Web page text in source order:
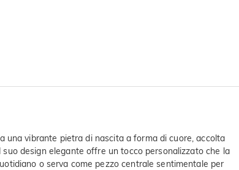
una vibrante pietra di nascita a forma di cuore, accolta
design elegante offre un tocco personalizzato che la
o serva come pezzo centrale sentimentale per